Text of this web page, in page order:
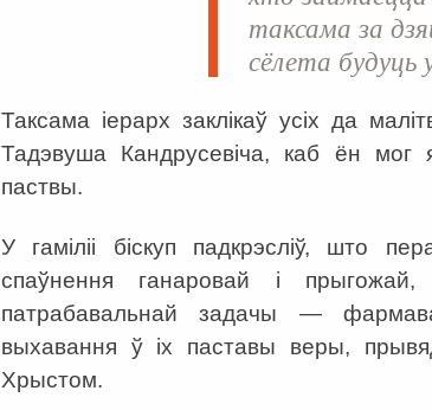
таксама за
сёлета будуць
Таксама іерарх заклікаў усіх да
Тадэвуша Кандрусевіча, каб ён
паствы.
У гаміліі біскуп падкрэсліў, што
спаўнення ганаровай і
патрабавальнай задачы —
выхавання ў іх паставы веры,
Хрыстом.